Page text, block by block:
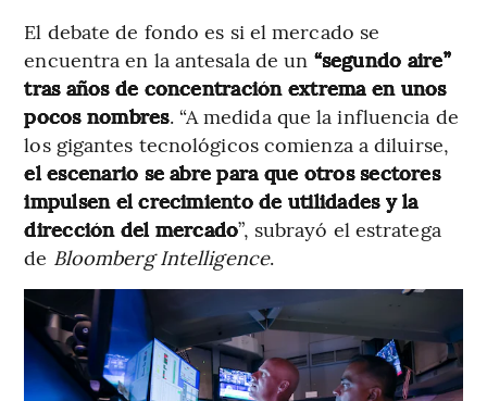
El debate de fondo es si el mercado se
encuentra en la antesala de un “segundo aire”
tras años de concentración extrema en unos
pocos nombres. “A medida que la influencia de
los gigantes tecnológicos comienza a diluirse,
el escenario se abre para que otros sectores
impulsen el crecimiento de utilidades y la
dirección del mercado”, subrayó el estratega
de Bloomberg Intelligence.